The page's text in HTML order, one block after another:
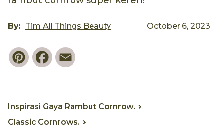
By: Tim All Things Beauty October 6, 2023
PinterestFacebook
Inspirasi Gaya Rambut Cornrow.
Classic Cornrows.